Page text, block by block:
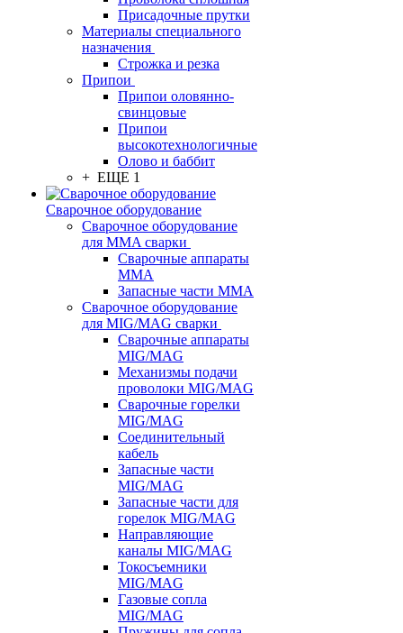
Присадочные прутки
Материалы специального
назначения
Строжка и резка
Припои
Припои оловянно-
свинцовые
Припои
высокотехнологичные
Олово и баббит
+ ЕЩЕ 1
Сварочное оборудование
Сварочное оборудование
для MMA сварки
Сварочные аппараты
MMA
Запасные части MMA
Сварочное оборудование
для MIG/MAG сварки
Сварочные аппараты
MIG/MAG
Механизмы подачи
проволоки MIG/MAG
Сварочные горелки
MIG/MAG
Соединительный
кабель
Запасные части
MIG/MAG
Запасные части для
горелок MIG/MAG
Направляющие
каналы MIG/MAG
Токосъемники
MIG/MAG
Газовые сопла
MIG/MAG